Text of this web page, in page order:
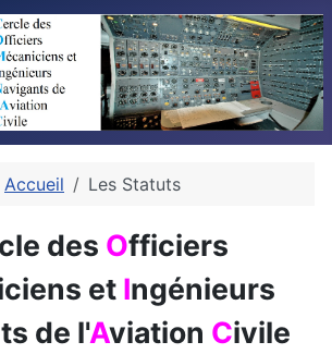
Accueil Les Statuts
des Officiers
et Ingénieurs
de l'Aviation Civile